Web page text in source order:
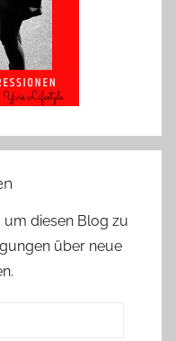
um diesen Blog zu
über neue